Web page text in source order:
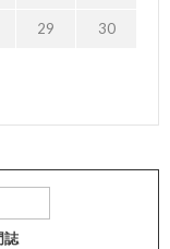
29 30
誌